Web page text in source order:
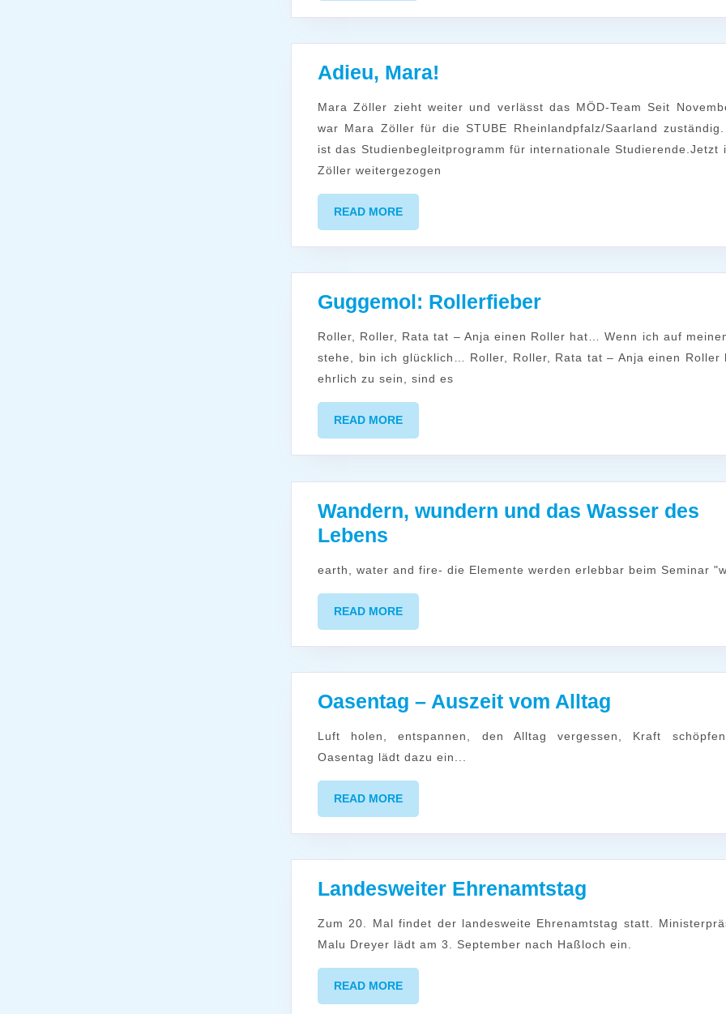
Adieu, Mara!
Mara Zöller zieht weiter und verlässt das MÖD-Team Seit November 2021
war Mara Zöller für die STUBE Rheinlandpfalz/Saarland zuständig.
ist das Studienbegleitprogramm für internationale Studierende.Jetzt
Zöller weitergezogen
READ MOREREAD
MORE
Guggemol: RollerfieberGuggemol:
Roller, Roller, Rata tat – Anja einen Roller hat… Wenn ich auf meinem Roller
stehe, bin ich glücklich… Roller, Roller, Rata tat – Anja einen Roller
ehrlich zu sein, sind es
READ MOREREAD
MORE
Wandern, wundern und das Wasser des
Lebens
das
Wasser
Lebens
earth, water and fire- die Elemente werden erlebbar beim Seminar
READ MOREREAD
MORE
Oasentag – Auszeit vom Alltag
Auszeit
Luft holen, entspannen, den Alltag vergessen, Kraft schöpfen - der
Oasentag lädt dazu ein...
READ MOREREAD
MORE
Landesweiter Ehrenamtstag
Zum 20. Mal findet der landesweite Ehrenamtstag statt. Ministerpräsidentin
Malu Dreyer lädt am 3. September nach Haßloch ein.
READ MOREREAD
MORE